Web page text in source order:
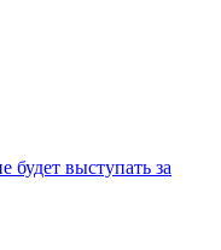
выступать за